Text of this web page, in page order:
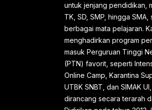
Terbaik di
ITB, UNJ, UNNES,
STIS dan
sudah kami test
pusat kami oleh
Kami
professional ...
untuk jenjang pendidikan,
TK, SD, SMP, hingga SMA,
berbagai mata pelajaran.
menghadirkan program
masuk Perguruan Tinggi
(PTN) favorit, seperti
Online Camp, Karantina
UTBK SNBT, dan SIMAK
dirancang secara terarah